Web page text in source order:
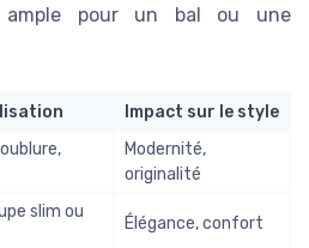
ample pour un bal ou une
Impact sur le style
Modernité,
originalité
slim ou
Élégance, confort